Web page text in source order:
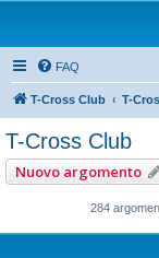
FAQ
T-Cross Club T-
T-Cross Club
Nuovo argomento
284